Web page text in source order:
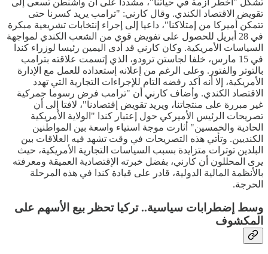
تشكل "أخطر أزمة في حياتنا"، مشددا على أن واشنطن تسعى إلى
تقويض الاقتصاد الكندي. وقال كارني: "ترامب يريد كسرنا حتى
تتمكن أميركا من إمتلاكنا"، داعيا إلى إجراء إنتخابات تشريعية مبكرة
في 28 أبريل للحصول على تفويض قوي من الشعب الكندي لمواجهة
السياسات الأمريكية. وكان كارني قد أدى اليمين رئيسا لوزراء كندا
في 15 مارس، خلفا لجاستن ترودو، الذي إتسمت علاقته بترامب
بالتوتر والفتور. وعلى الرغم من إعلانه إستعداده للعمل مع الإدارة
الأمريكية، إلا أنه أكد رفضه التام للإجراءات التجارية التي تهدد
الاقتصاد الكندي. وأضاف كارني أن "ترامب فرض رسوما جمركية
غير مبررة على منتجاتنا، ويريد تقويض إقتصادنا"، لافتا إلى أن
تصريحات الرئيس الأميركي حول إعتبار كندا "الولاية الأمريكية
الحادية والخمسين" أثارت موجة استياء واسعة بين المواطنين
الكنديين. وتأتي هذه التصريحات في وقت تشهد فيه العلاقات بين
البلدين توترات متزايدة بسبب السياسات التجارية الأمريكية، حيث
يرى المحللون أن كارني، بفضل خبرته الإقتصادية العميقة ومعرفته
بالأنظمة المالية الدولية، قادر على قيادة كندا في هذه المرحلة
الحرجة.
وسط إضطرابات سياسية.. تركيا تحظر بيع الأسهم على
المكشوف